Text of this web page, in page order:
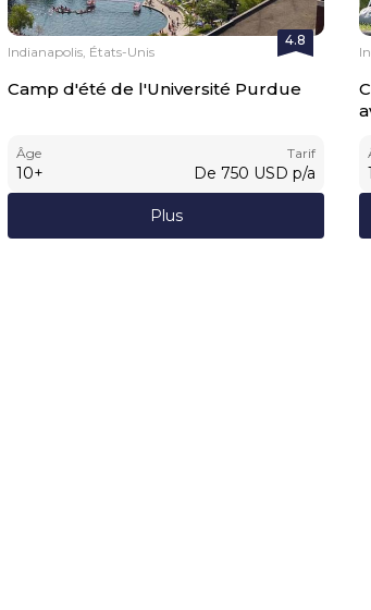
4.8
Indianapolis, États-Unis
Camp d'été de l'Université Purdue
Âge
10+
Tarif
De 750 USD p/a
Plus